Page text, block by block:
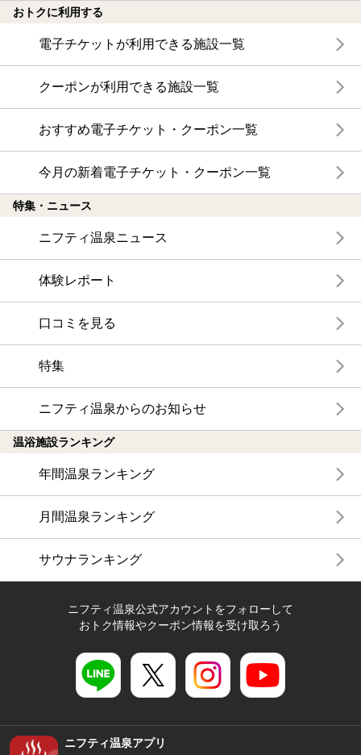
おトクに利用する
電子チケットが利用できる施設一覧
クーポンが利用できる施設一覧
おすすめ電子チケット・クーポン一覧
今月の新着電子チケット・クーポン一覧
特集・ニュース
ニフティ温泉ニュース
体験レポート
口コミを見る
特集
ニフティ温泉からのお知らせ
温浴施設ランキング
年間温泉ランキング
月間温泉ランキング
サウナランキング
ニフティ温泉公式アカウントをフォローして
おトク情報やクーポン情報を受け取ろう
ニフティ温泉アプリ